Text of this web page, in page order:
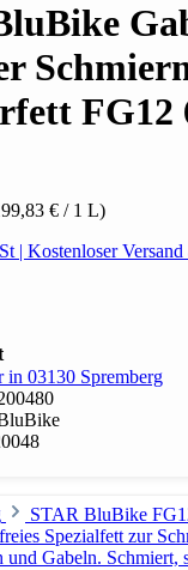
FG12
€ / 1 L)
| Kostenloser
in 03130 Spremberg
STAR BluBike
Spezialfett zur
und Gabeln.